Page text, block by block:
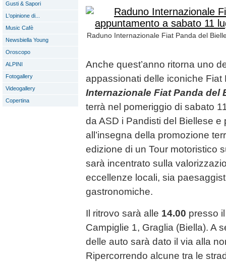
Gusti & Sapori
L'opinione di...
Music Cafè
Newsbiella Young
Oroscopo
ALPINI
Fotogallery
Videogallery
Copertina
Raduno Internazionale Fiat Panda del
Anche quest’anno ritorna uno
appassionati delle iconiche
Internazionale Fiat Panda del
terrà nel pomeriggio di sabato
da ASD i Pandisti del Biellese
all’insegna della promozione
edizione di un Tour motoristico
sarà incentrato sulla
eccellenze locali, sia
gastronomiche.
Il ritrovo sarà alle 14.00 presso
Campiglie 1, Graglia (Biella). A
delle auto sarà dato il via alla
Ripercorrendo alcune tra le